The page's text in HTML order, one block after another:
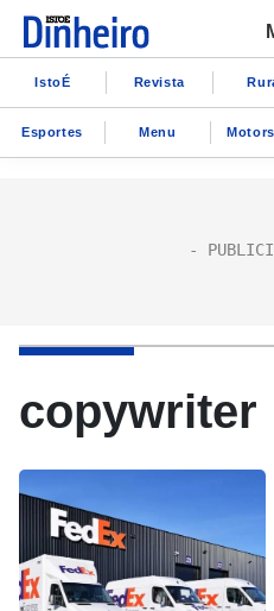
IstoÉ Revista
Esportes Menu
copywriter